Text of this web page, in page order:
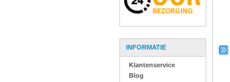
INFORMATIE
Klantenservice
Blog